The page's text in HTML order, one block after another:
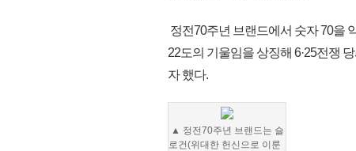
정전70주년 브랜드에서 숫자 70을
22도의 기울임을 상징해 6·25전쟁
자 했다.
▲ 정전70주년 브랜드는 슬
로건(위대한 헌신으로 이룬